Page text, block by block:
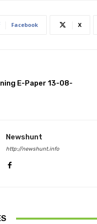
Facebook X
E-Paper 13-08-
Newshunt
http://newshunt.info